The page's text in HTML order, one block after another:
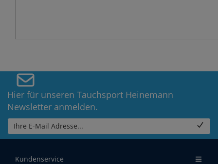
Hier für unseren Tauchsport Heinemann
Newsletter anmelden.
Ihre E-Mail Adresse...
Kundenservice